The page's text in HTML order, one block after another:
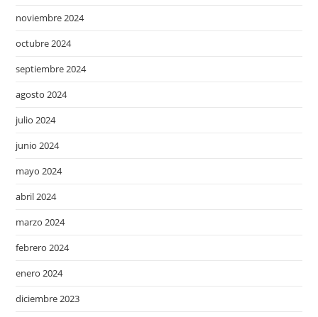
noviembre 2024
octubre 2024
septiembre 2024
agosto 2024
julio 2024
junio 2024
mayo 2024
abril 2024
marzo 2024
febrero 2024
enero 2024
diciembre 2023